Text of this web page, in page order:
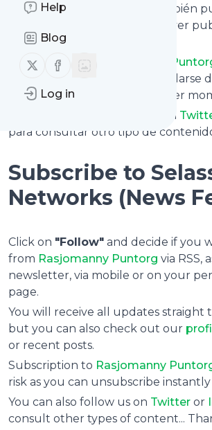
Help
Blog
Follow us on X (twitter)
Follow us on Facebook
Log in
bandeja de entrada, pero también
para ver
pasadas o más recientes.
La suscripción a
asjomanny
ningún riesgo, ya que puede darse
instantáneamente en cualquier
También puedes seguirnos en
para consultar otro tipo de
Subscribe to
Networks (News
Click on "Follow" and decide if you
from Rasjomanny Puntorg via RSS,
newsletter, via mobile or on your
page.
You will receive all updates straight
but you can also check out our
or recent posts.
Subscription to Rasjomanny
risk as you can unsubscribe
You can also follow us on Twitter or
consult other types of content...